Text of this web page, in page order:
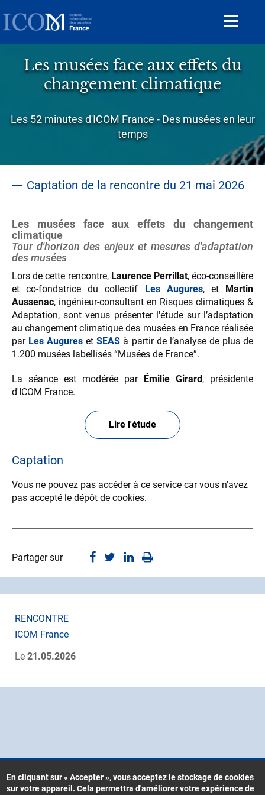
au
contenu
principal
Toggle
Les musées face aux effets du
changement climatique
Sous-
Les 52 minutes d'ICOM France - Des musées en leur
temps
Captation de la rencontre du 21 mai 2026
Les musées face aux effets du changement
climatique
Tour d'horizon des enjeux et mesures d'adaptation
des musées
Lors de cette rencontre,Laurence Perrillat, éco-conseillère
et co-fondatrice du collectif Les Augures, et Martin
Aussenac, ingénieur-consultant en Risques climatiques &
Adaptation, sont venus présenter l'étude sur l’adaptation
au changement climatique des musées en France réalisée
par Les Augures etSEAS à partir de l’analyse de plus de
1.200 musées labellisés “Musées de France”.
La séance est modérée par Émilie Girard, présidente
d'ICOM France.
Lire l'étude
Captation
Vous ne pouvez pas accéder à ce service car vous n'avez
pas accepté le dépôt de cookies.
Partager sur
RENCONTRE
ICOM France
Le 21.05.2026
En cliquant sur « Accepter », vous acceptez le stockage de cookies
sur votre appareil. Cela permettra d'améliorer votre expérience de